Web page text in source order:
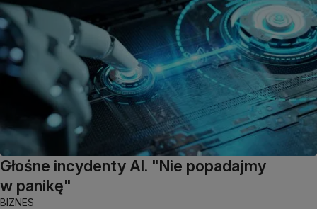
Głośne incydenty AI. "Nie popadajmy
w panikę"
BIZNES